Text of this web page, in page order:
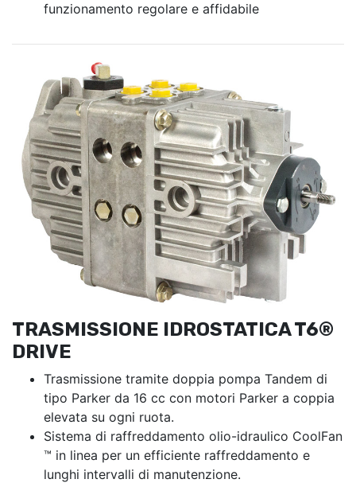
funzionamento regolare e affidabile
TRASMISSIONE IDROSTATICA T6®
DRIVE
Trasmissione tramite doppia pompa Tandem di
tipo Parker da 16 cc con motori Parker a coppia
elevata su ogni ruota.
Sistema di raffreddamento olio-idraulico CoolFan
™ in linea per un efficiente raffreddamento e
lunghi intervalli di manutenzione.